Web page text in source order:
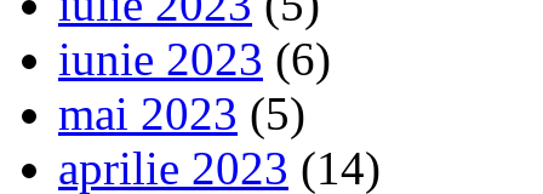
iunie 2023 (6)
mai 2023 (5)
aprilie 2023 (14)